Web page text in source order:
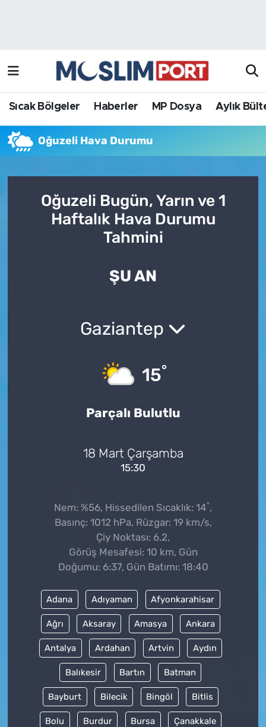
Sıcak Bölgeler Haberler MP Dosya Aylık
Oğuzeli Hava Durumu
Oğuzeli Bugün, Yarın ve 1
Haftalık Hava Durumu
Tahmini
ŞU AN
Gaziantep
15°
Parçalı Bulutlu
18 Mart Çarşamba
15:30
Nem: %56, Hissedilen Sıcaklık: 14°,
Basınç: 1012 hPa, Rüzgar: 19 km/s,
Çiy Noktası: 6.2,
Görüş Mesafesi: 10 km, Gün
Doğumu: 6:37, Gün Batımı: 18:40
Adana Adıyaman Afyonkarahisar
Ağrı Aksaray Amasya Ankara
Antalya Ardahan Artvin Aydın
Balıkesir Bartın Batman
Bayburt Bilecik Bingöl Bitlis
Bolu Burdur Bursa Çanakkale
Haberler
MP Dosya
Röportaj Haber
Aylık Bülten